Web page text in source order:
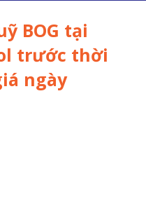
BOG tại
trước thời
ngày